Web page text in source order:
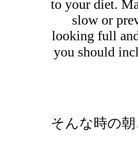
to your diet.
slow or
looking full
you should
そんな時の